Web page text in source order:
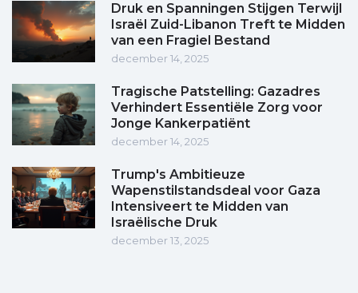
Druk en Spanningen Stijgen Terwijl
Israël Zuid-Libanon Treft te Midden
van een Fragiel Bestand
december 14, 2025
Tragische Patstelling: Gazadres
Verhindert Essentiële Zorg voor
Jonge Kankerpatiënt
december 14, 2025
Trump's Ambitieuze
Wapenstilstandsdeal voor Gaza
Intensiveert te Midden van
Israëlische Druk
december 13, 2025